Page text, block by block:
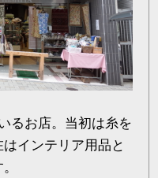
るお店。当初は糸を
インテリア用品と